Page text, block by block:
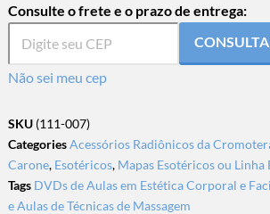
Consulte o frete e o prazo de entrega:
Não sei meu cep
SKU (111-007)
CategoriesAcessórios Radiônicos da
Carone, Esotéricos, Mapas Esotéricos ou Linha
Tags DVDs de Aulas em Estética Corporal e
e Aulas de Técnicas de Massagem